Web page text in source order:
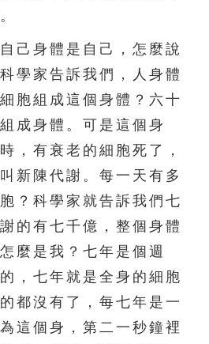
身體是自己，怎麼說
學家告訴我們，人身體
胞組成這個身體？六十
成身體。可是這個身
，有衰老的細胞死了，
新陳代謝。每一天有多
？科學家就告訴我們七
的有七千億，整個身體
麼是我？七年是個週
，七年就是全身的細胞
都沒有了，每七年是一
這個身，第二一秒鐘裡